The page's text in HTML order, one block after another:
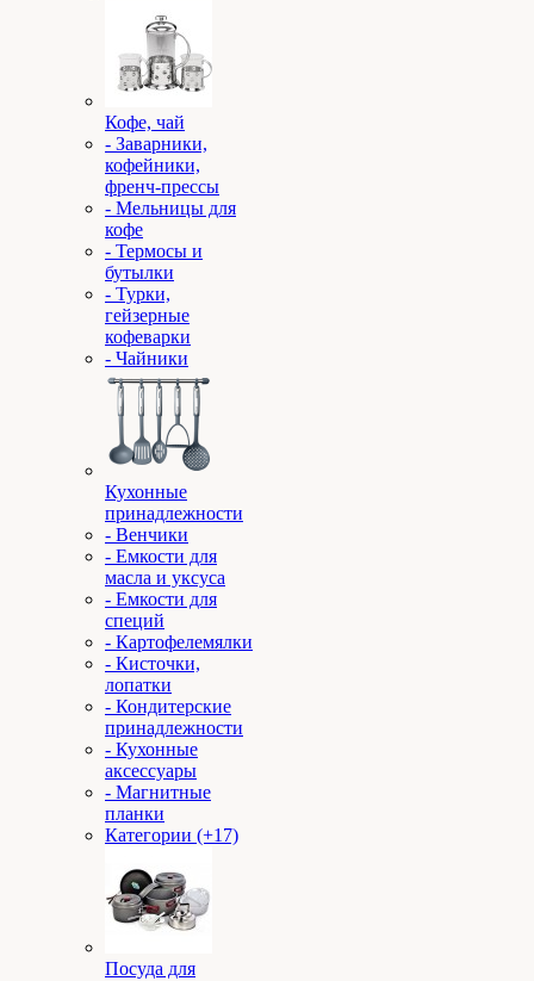
Кофе, чай
- Заварники,
кофейники,
френч-прессы
- Мельницы для
кофе
- Термосы и
бутылки
- Турки,
гейзерные
кофеварки
- Чайники
Кухонные
принадлежности
- Венчики
- Емкости для
масла и уксуса
- Емкости для
специй
- Картофелемялки
- Кисточки,
лопатки
- Кондитерские
принадлежности
- Кухонные
аксессуары
- Магнитные
планки
Категории (+17)
Посуда для